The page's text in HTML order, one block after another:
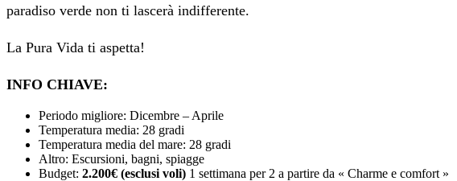
paradiso verde non ti lascerà indifferente.
La Pura Vida ti aspetta!
INFO CHIAVE:
Periodo migliore: Dicembre – Aprile
Temperatura media: 28 gradi
Temperatura media del mare: 28 gradi
Altro: Escursioni, bagni, spiagge
Budget: 2.200€ (esclusi voli) 1 settimana per 2 a partire da « Charme e comfort »